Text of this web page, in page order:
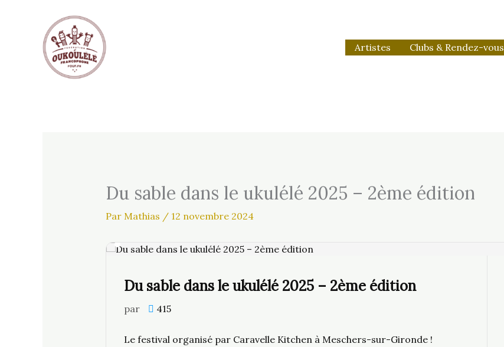
Artistes Clubs & Rendez-vous
Du sable dans le ukulélé 2025 – 2ème édition
Par Mathias / 12 novembre 2024
Du sable dans le ukulélé 2025 – 2ème édition
par 415
Le festival organisé par Caravelle Kitchen à Meschers-sur-Gironde !